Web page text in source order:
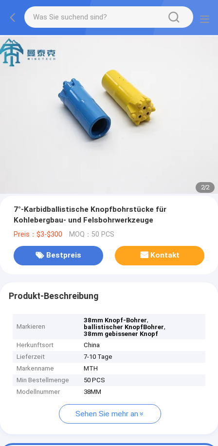
2/2
7°-Karbidballistische Knopfbohrstücke für
Kohlebergbau- und Felsbohrwerkzeuge
Preis：$3-$300 MOQ：50 PCS
Bestpreis Kontakt
Produkt-Beschreibung
Markieren
38mm Knopf-Bohrer,
ballistischer KnopfBohrer,
38mm gebissener Knopf
Herkunftsort
China
Lieferzeit
7-10 Tage
Markenname
MTH
Min Bestellmenge
50 PCS
Modellnummer
38MM
Sehen Sie mehr an